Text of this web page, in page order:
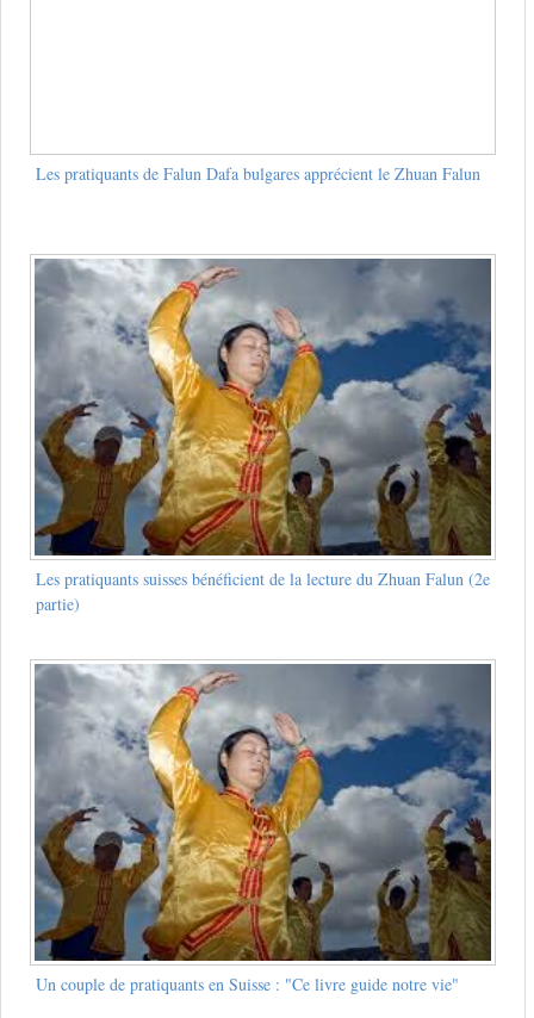
Les pratiquants de Falun Dafa bulgares apprécient le Zhuan Falun
Les pratiquants suisses bénéficient de la lecture du Zhuan Falun (2e
partie)
Un couple de pratiquants en Suisse : "Ce livre guide notre vie"